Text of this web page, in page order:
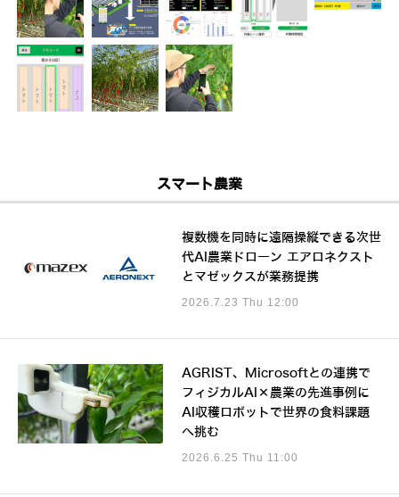
スマート農業
複数機を同時に遠隔操縦できる次世
代AI農業ドローン エアロネクスト
とマゼックスが業務提携
2026.7.23 Thu 12:00
AGRIST、Microsoftとの連携で
フィジカルAI×農業の先進事例に
AI収穫ロボットで世界の食料課題
へ挑む
2026.6.25 Thu 11:00